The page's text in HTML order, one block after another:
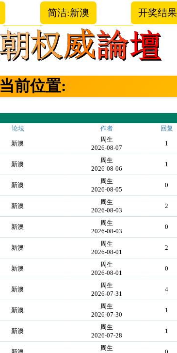
简洁:新澳 开奖结果
当前位置:
论坛 作者 回复
新澳
周生
2026-08-07
1
新澳
周生
2026-08-06
1
新澳
周生
2026-08-05
0
新澳
周生
2026-08-03
2
新澳
周生
2026-08-03
0
新澳
周生
2026-08-01
2
新澳
周生
2026-08-01
0
新澳
周生
2026-07-31
4
新澳
周生
2026-07-30
1
新澳
周生
2026-07-28
1
周生